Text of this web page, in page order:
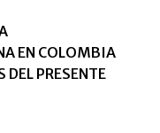
EN COLOMBIA
PRESENTE